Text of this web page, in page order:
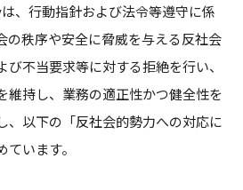
、行動指針および法令等遵守に係
の秩序や安全に脅威を与える反社会
不当要求等に対する拒絶を行い、
維持し、業務の適正性かつ健全性を
、以下の「反社会的勢力への対応に
います。